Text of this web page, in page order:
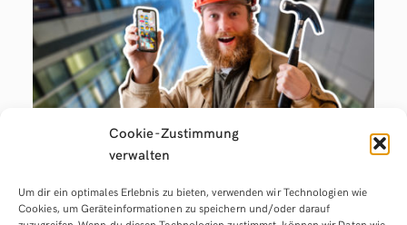
Cookie-Zustimmung
verwalten
Um dir ein optimales Erlebnis zu bieten, verwenden wir Technologien wie
Cookies, um Geräteinformationen zu speichern und/oder darauf
Social Media Recruiting: Ist es
ein sinnvolles Werkzeug zur